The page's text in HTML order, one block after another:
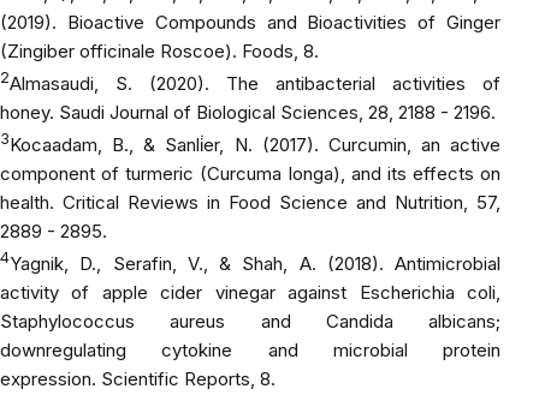
(2019). Bioactive Compounds and Bioactivities of Ginger
(Zingiber officinale Roscoe). Foods, 8.
2Almasaudi, S. (2020). The antibacterial activities of
honey. Saudi Journal of Biological Sciences, 28, 2188 - 2196.
3Kocaadam, B., & Sanli̇er, N. (2017). Curcumin, an active
component of turmeric (Curcuma longa), and its effects on
health. Critical Reviews in Food Science and Nutrition, 57,
2889 - 2895.
4Yagnik, D., Serafin, V., & Shah, A. (2018). Antimicrobial
activity of apple cider vinegar against Escherichia coli,
Staphylococcus aureus and Candida albicans;
downregulating cytokine and microbial protein
expression. Scientific Reports, 8.